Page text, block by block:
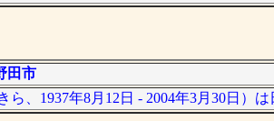
田市
、1937年8月12日 - 2004年3月30日）は